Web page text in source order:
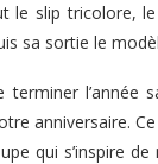
le slip tricolore, le
sa sortie le
l’année
anniversaire. Ce
qui s’inspire